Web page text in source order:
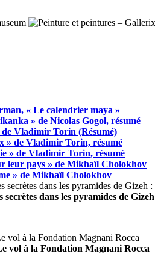
« Le calendrier maya »
» de Nicolas Gogol, résumé
Vladimir Torin (Résumé)
» de Vladimir Torin, résumé
» de Vladimir Torin, résumé
leur pays » de Mikhaïl Cholokhov
» de Mikhaïl Cholokhov
secrètes dans les pyramides de
vol à la Fondation Magnani Rocca